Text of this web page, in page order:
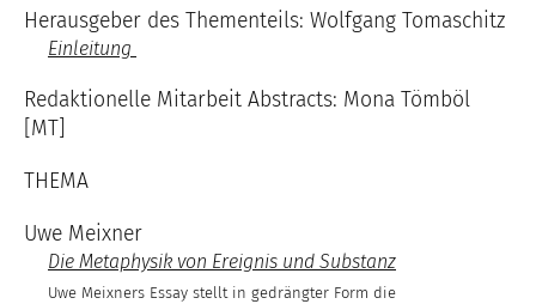
Herausgeber des Thementeils: Wolfgang Tomaschitz
Einleitung
Redaktionelle Mitarbeit Abstracts: Mona Tömböl
[MT]
THEMA
Uwe Meixner
Die Metaphysik von Ereignis und Substanz
Uwe Meixners Essay stellt in gedrängter Form die